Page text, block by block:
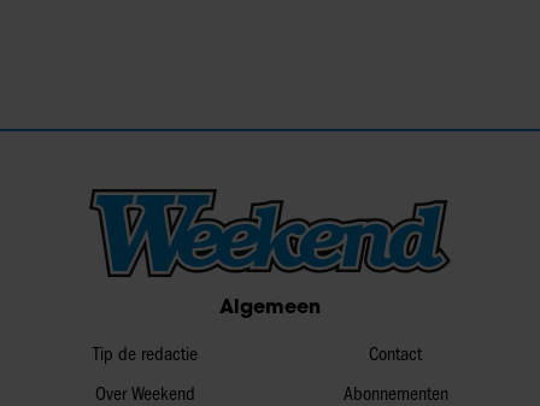
Algemeen
Tip de redactie
Over Weekend
Contact
Abonnementen